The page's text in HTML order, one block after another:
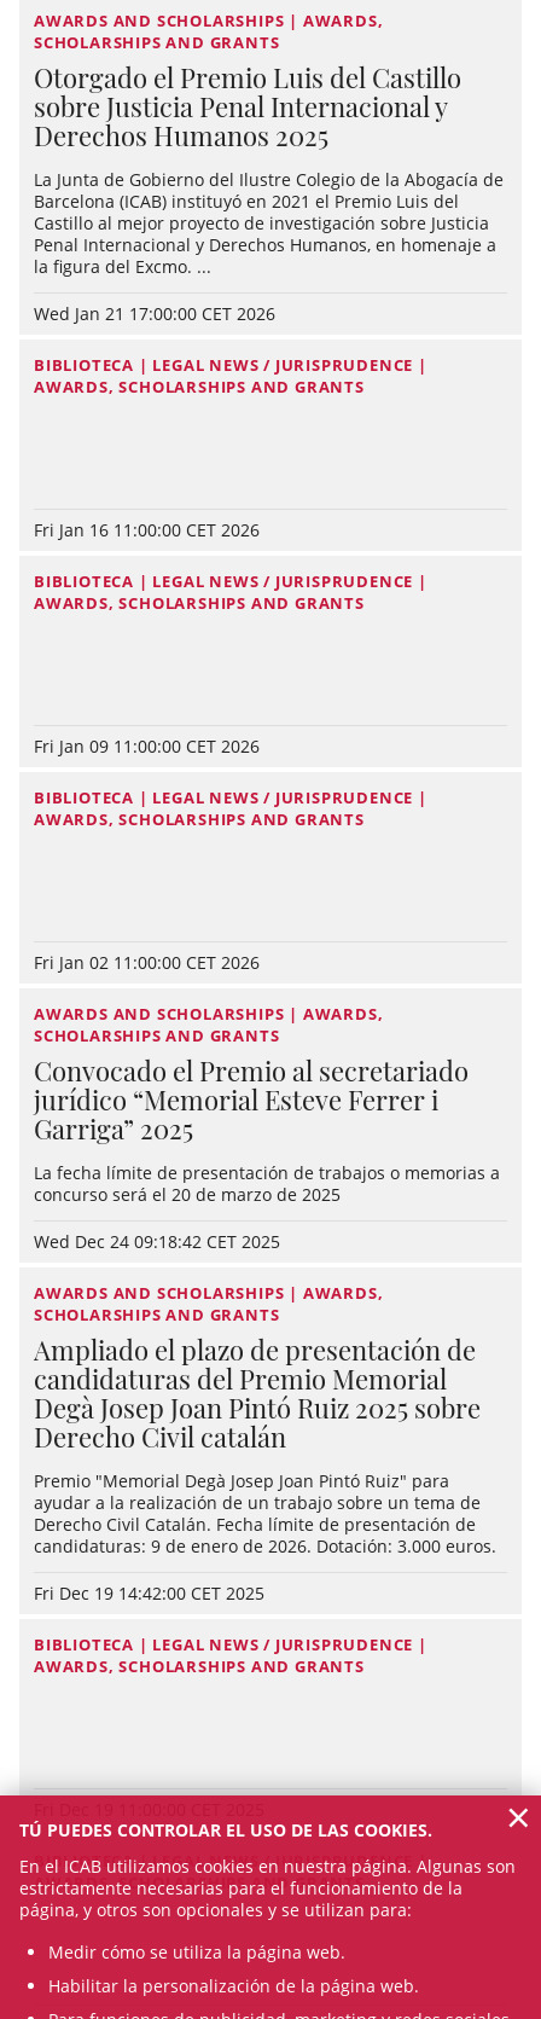
AWARDS AND SCHOLARSHIPS | AWARDS,
SCHOLARSHIPS AND GRANTS
Otorgado el Premio Luis del Castillo
sobre Justicia Penal Internacional y
Derechos Humanos 2025
La Junta de Gobierno del Ilustre Colegio de la Abogacía de
Barcelona (ICAB) instituyó en 2021 el Premio Luis del
Castillo al mejor proyecto de investigación sobre Justicia
Penal Internacional y Derechos Humanos, en homenaje a
la figura del Excmo. ...
Wed Jan 21 17:00:00 CET 2026
BIBLIOTECA | LEGAL NEWS / JURISPRUDENCE |
AWARDS, SCHOLARSHIPS AND GRANTS
Fri Jan 16 11:00:00 CET 2026
BIBLIOTECA | LEGAL NEWS / JURISPRUDENCE |
AWARDS, SCHOLARSHIPS AND GRANTS
Fri Jan 09 11:00:00 CET 2026
BIBLIOTECA | LEGAL NEWS / JURISPRUDENCE |
AWARDS, SCHOLARSHIPS AND GRANTS
Fri Jan 02 11:00:00 CET 2026
AWARDS AND SCHOLARSHIPS | AWARDS,
SCHOLARSHIPS AND GRANTS
Convocado el Premio al secretariado
jurídico “Memorial Esteve Ferrer i
Garriga” 2025
La fecha límite de presentación de trabajos o memorias a
concurso será el 20 de marzo de 2025
Wed Dec 24 09:18:42 CET 2025
AWARDS AND SCHOLARSHIPS | AWARDS,
SCHOLARSHIPS AND GRANTS
Ampliado el plazo de presentación de
candidaturas del Premio Memorial
Degà Josep Joan Pintó Ruiz 2025 sobre
Derecho Civil catalán
Premio "Memorial Degà Josep Joan Pintó Ruiz" para
ayudar a la realización de un trabajo sobre un tema de
Derecho Civil Catalán. Fecha límite de presentación de
candidaturas: 9 de enero de 2026. Dotación: 3.000 euros.
Fri Dec 19 14:42:00 CET 2025
BIBLIOTECA | LEGAL NEWS / JURISPRUDENCE |
AWARDS, SCHOLARSHIPS AND GRANTS
BIBLIOTECA | LEGAL NEWS / JURISPRUDENCE |
AWARDS, SCHOLARSHIPS AND GRANTS
TÚ PUEDES CONTROLAR EL USO DE LAS COOKIES.
En el ICAB utilizamos cookies en nuestra página. Algunas son
estrictamente necesarias para el funcionamiento de la
página, y otros son opcionales y se utilizan para:
Medir cómo se utiliza la página web.
Habilitar la personalización de la página web.
×